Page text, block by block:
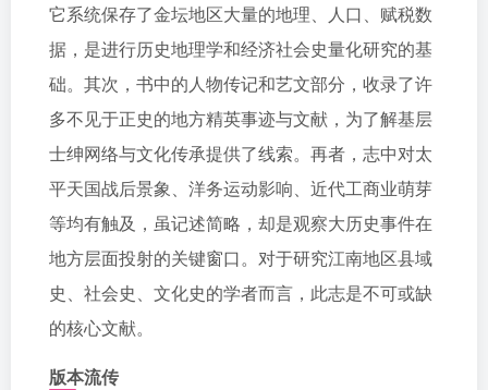
它系统保存了金坛地区大量的地理、人口、赋税数
据，是进行历史地理学和经济社会史量化研究的基
础。其次，书中的人物传记和艺文部分，收录了许
多不见于正史的地方精英事迹与文献，为了解基层
士绅网络与文化传承提供了线索。再者，志中对太
平天国战后景象、洋务运动影响、近代工商业萌芽
等均有触及，虽记述简略，却是观察大历史事件在
地方层面投射的关键窗口。对于研究江南地区县域
史、社会史、文化史的学者而言，此志是不可或缺
的核心文献。
版本流传